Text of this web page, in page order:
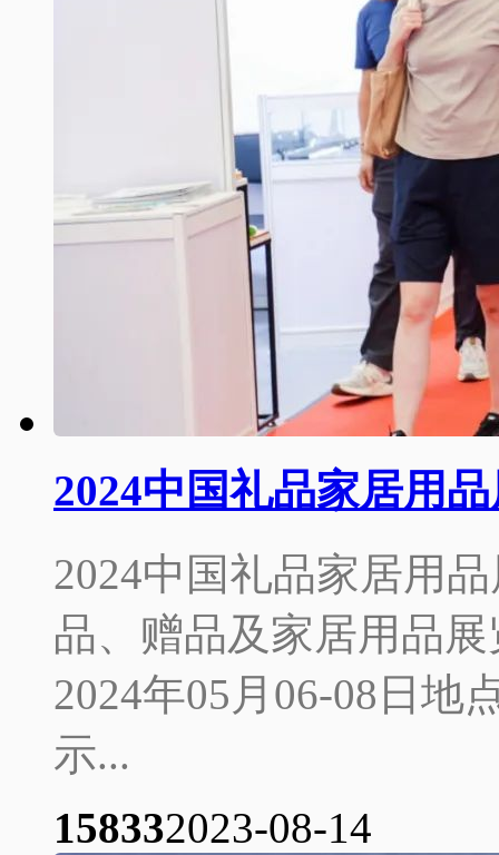
2024中国礼品家居用
2024中国礼品家居用
品、赠品及家居用品
2024年05月06-08日地
示...
158332023-08-14